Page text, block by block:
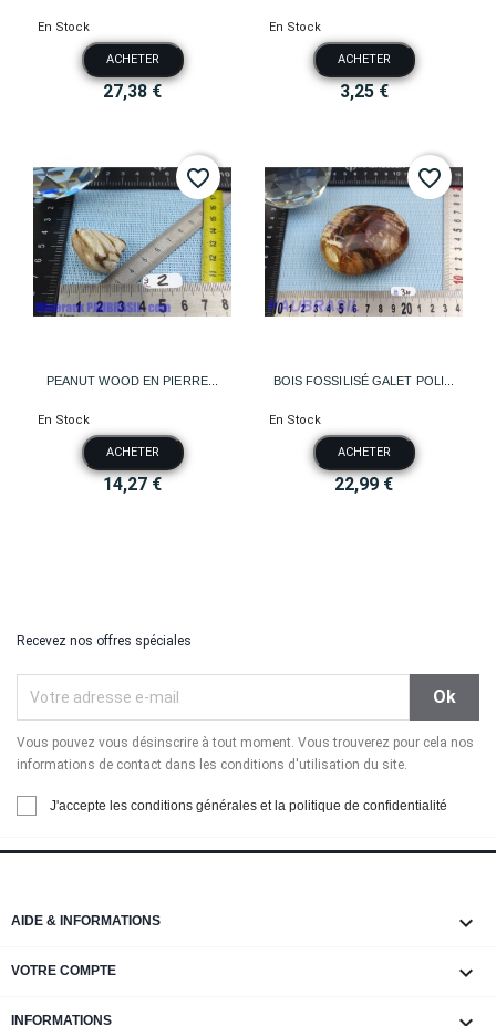
En Stock
ACHETER
27,38 €
En Stock
ACHETER
3,25 €
PEANUT WOOD EN PIERRE...
En Stock
ACHETER
14,27 €
favorite_border
BOIS FOSSILISÉ GALET POLI...
En Stock
ACHETER
22,99 €
favorite_border
Recevez nos offres spéciales
Vous pouvez vous désinscrire à tout moment. Vous trouverez pour cela nos
informations de contact dans les conditions d'utilisation du site.
J'accepte les conditions générales et la politique de confidentialité
AIDE & INFORMATIONS 
VOTRE COMPTE 
INFORMATIONS